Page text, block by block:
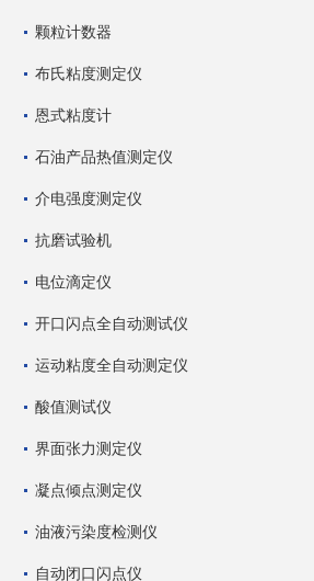
颗粒计数器
布氏粘度测定仪
恩式粘度计
石油产品热值测定仪
介电强度测定仪
抗磨试验机
电位滴定仪
开口闪点全自动测试仪
运动粘度全自动测定仪
酸值测试仪
界面张力测定仪
凝点倾点测定仪
油液污染度检测仪
自动闭口闪点仪